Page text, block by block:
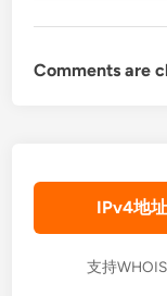
Comments are
IPv4地
支持